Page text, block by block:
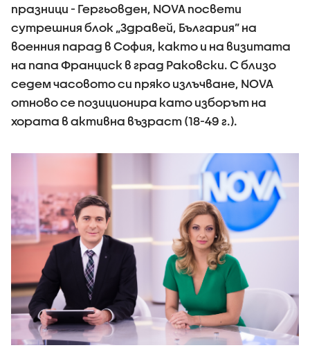
празници - Гергьовден, NOVA посвети
сутрешния блок „Здравей, България” на
военния парад в София, както и на визитата
на папа Франциск в град Раковски. С близо
седем часовото си пряко излъчване, NOVA
отново се позиционира като изборът на
хората в активна възраст (18-49 г.).